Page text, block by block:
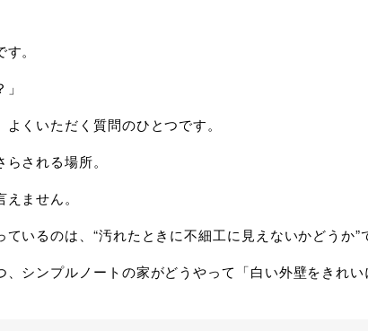
。
くいただく質問のひとつです。
される場所。
ません。
いるのは、“汚れたときに不細工に見えないかどうか
シンプルノートの家がどうやって「白い外壁をきれ